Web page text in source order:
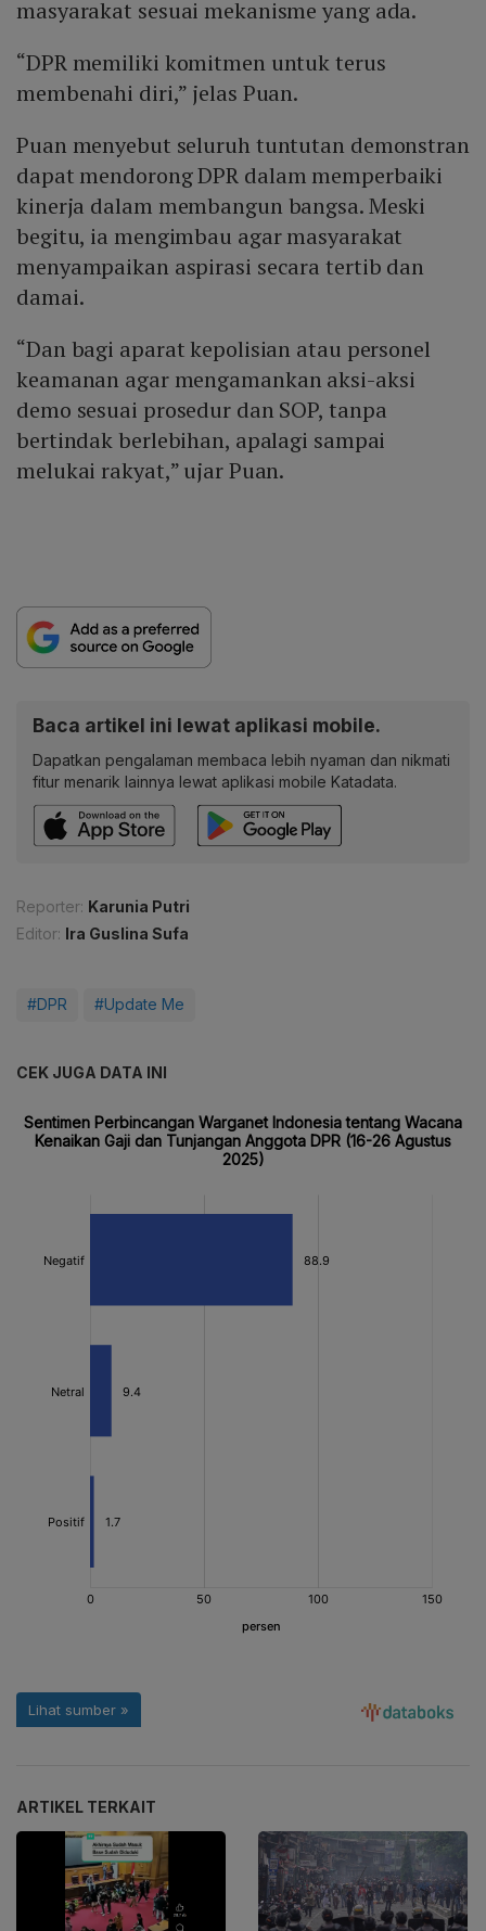
masyarakat sesuai mekanisme yang ada.
“DPR memiliki komitmen untuk terus
membenahi diri,” jelas Puan.
Puan menyebut seluruh tuntutan demonstran
dapat mendorong DPR dalam memperbaiki
kinerja dalam membangun bangsa. Meski
begitu, ia mengimbau agar masyarakat
menyampaikan aspirasi secara tertib dan
damai.
“Dan bagi aparat kepolisian atau personel
keamanan agar mengamankan aksi-aksi
demo sesuai prosedur dan SOP, tanpa
bertindak berlebihan, apalagi sampai
melukai rakyat,” ujar Puan.
Baca artikel ini lewat aplikasi mobile.
Dapatkan pengalaman membaca lebih nyaman dan nikmati
fitur menarik lainnya lewat aplikasi mobile Katadata.
Reporter: Karunia Putri
Editor: Ira Guslina Sufa
#DPR #Update Me
CEK JUGA DATA INI
ARTIKEL TERKAIT